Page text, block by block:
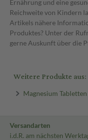
Ernährung und eine
Reichweite von Kindern
Artikels nähere
Produktes? Unter der
gerne Auskunft über die
Weitere Produkte aus:
Magnesium Tabletten
Versandarten
i.d.R. am nächsten